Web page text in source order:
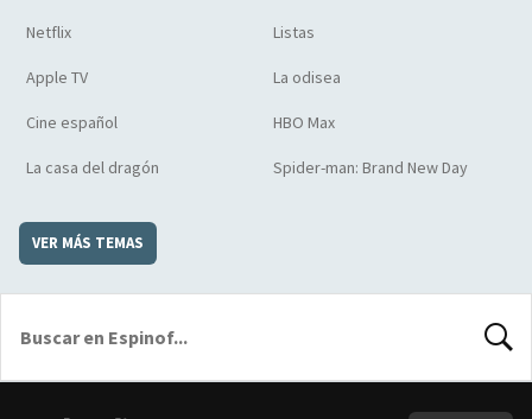
Netflix Listas
Apple TV La odisea
Cine español HBO Max
La casa del dragón Spider-man: Brand New Day
VER MÁS TEMAS